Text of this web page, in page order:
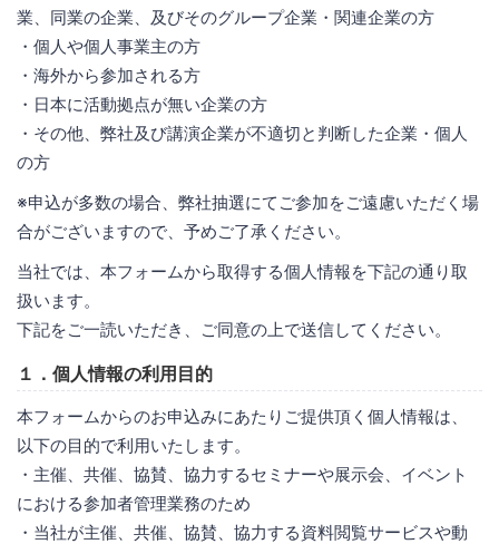
業、同業の企業、及びそのグループ企業・関連企業の方
・個人や個人事業主の方
・海外から参加される方
・日本に活動拠点が無い企業の方
・その他、弊社及び講演企業が不適切と判断した企業・個人
の方
※申込が多数の場合、弊社抽選にてご参加をご遠慮いただく場
合がございますので、予めご了承ください。
当社では、本フォームから取得する個人情報を下記の通り取
扱います。
下記をご一読いただき、ご同意の上で送信してください。
１．個人情報の利用目的
本フォームからのお申込みにあたりご提供頂く個人情報は、
以下の目的で利用いたします。
・主催、共催、協賛、協力するセミナーや展示会、イベント
における参加者管理業務のため
・当社が主催、共催、協賛、協力する資料閲覧サービスや動